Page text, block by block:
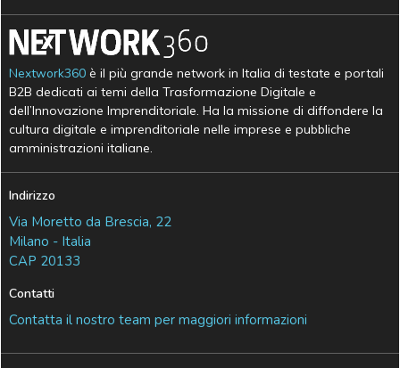
Nextwork360 è il più grande network in Italia di testate e portali
B2B dedicati ai temi della Trasformazione Digitale e
dell’Innovazione Imprenditoriale. Ha la missione di diffondere la
cultura digitale e imprenditoriale nelle imprese e pubbliche
amministrazioni italiane.
Indirizzo
Via Moretto da Brescia, 22
Milano - Italia
CAP 20133
Contatti
Contatta il nostro team per maggiori informazioni